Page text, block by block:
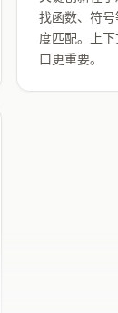
找函数、符
度匹配。上
口更重要。